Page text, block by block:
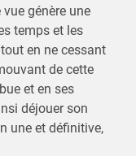
génère une
temps et les
en ne cessant
de cette
et en ses
déjouer son
une et définitive,